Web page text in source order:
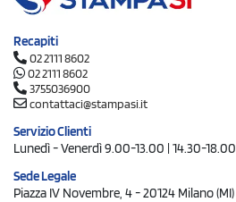
Recapiti
02 2111 8602
02 2111 8602
3755036900
contattaci@stampasi.it
Servizio Clienti
Lunedì - Venerdì 9.00-13.00 | 14.30-18.00
Sede Legale
Piazza IV Novembre, 4 - 20124 Milano (MI)